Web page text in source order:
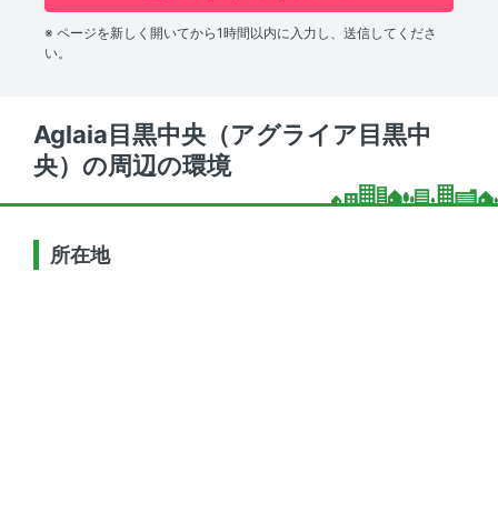
※ ページを新しく開いてから1時間以内に入力し、送信してくださ
い。
Aglaia目黒中央（アグライア目黒中
央）の周辺の環境
所在地